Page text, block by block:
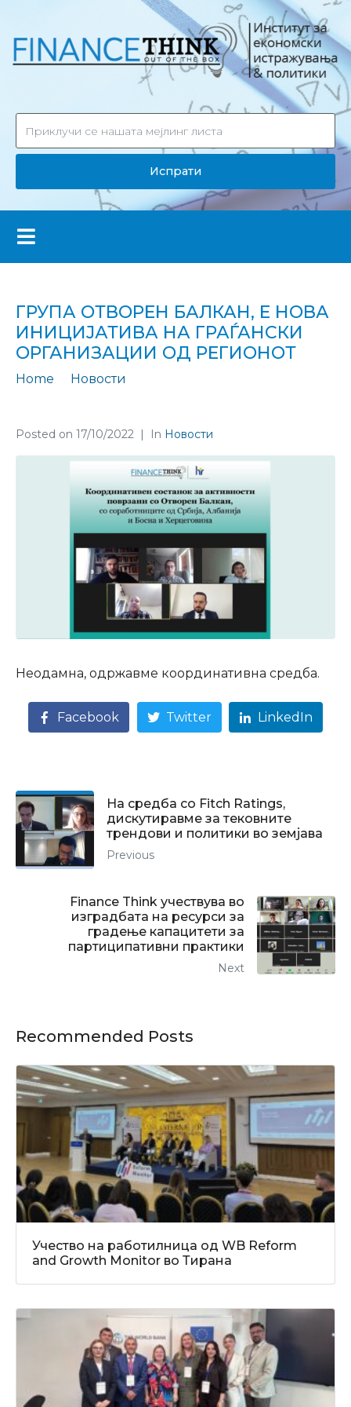
Испрати
ГРУПА ОТВОРЕН БАЛКАН, Е НОВА
ИНИЦИЈАТИВА НА ГРАЃАНСКИ
ОРГАНИЗАЦИИ ОД РЕГИОНОТ
Home
Новости
Posted on 17/10/2022 In Новости
Неодамна, одржавме координативна средба.
Facebook Twitter LinkedIn
На средба со Fitch Ratings,
дискутиравме за тековните
трендови и политики во земјава
Previous
Finance Think учествува во
изградбата на ресурси за
градење капацитети за
партиципативни практики
Next
Recommended Posts
Учество на работилница од WB Reform
and Growth Monitor во Тирана